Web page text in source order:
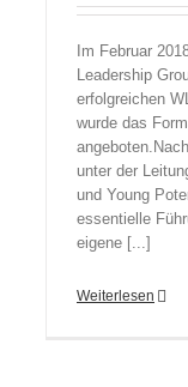
Im Februar
Leadership
erfolgreichen
wurde das
unter der
und Young
essentielle
eigene [...]
Weiterlesen